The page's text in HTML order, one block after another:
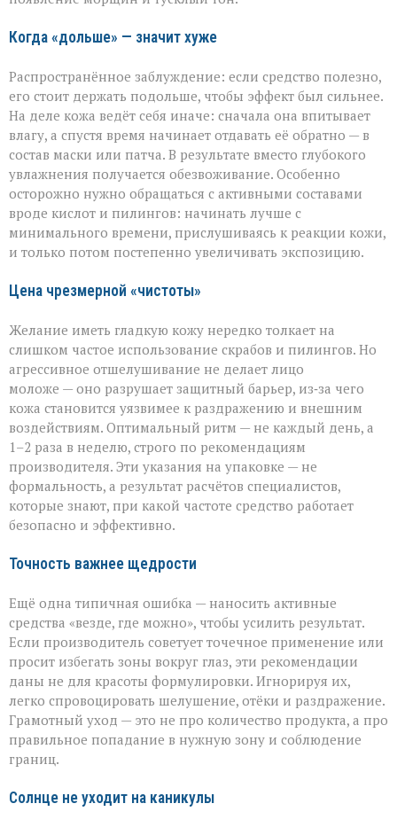
Когда «дольше» — значит хуже
Распространённое заблуждение: если средство полезно,
его стоит держать подольше, чтобы эффект был сильнее.
На деле кожа ведёт себя иначе: сначала она впитывает
влагу, а спустя время начинает отдавать её обратно — в
состав маски или патча. В результате вместо глубокого
увлажнения получается обезвоживание. Особенно
осторожно нужно обращаться с активными составами
вроде кислот и пилингов: начинать лучше с
минимального времени, прислушиваясь к реакции кожи,
и только потом постепенно увеличивать экспозицию.
Цена чрезмерной «чистоты»
Желание иметь гладкую кожу нередко толкает на
слишком частое использование скрабов и пилингов. Но
агрессивное отшелушивание не делает лицо
моложе — оно разрушает защитный барьер, из‑за чего
кожа становится уязвимее к раздражению и внешним
воздействиям. Оптимальный ритм — не каждый день, а
1–2 раза в неделю, строго по рекомендациям
производителя. Эти указания на упаковке — не
формальность, а результат расчётов специалистов,
которые знают, при какой частоте средство работает
безопасно и эффективно.
Точность важнее щедрости
Ещё одна типичная ошибка — наносить активные
средства «везде, где можно», чтобы усилить результат.
Если производитель советует точечное применение или
просит избегать зоны вокруг глаз, эти рекомендации
даны не для красоты формулировки. Игнорируя их,
легко спровоцировать шелушение, отёки и раздражение.
Грамотный уход — это не про количество продукта, а про
правильное попадание в нужную зону и соблюдение
границ.
Солнце не уходит на каникулы